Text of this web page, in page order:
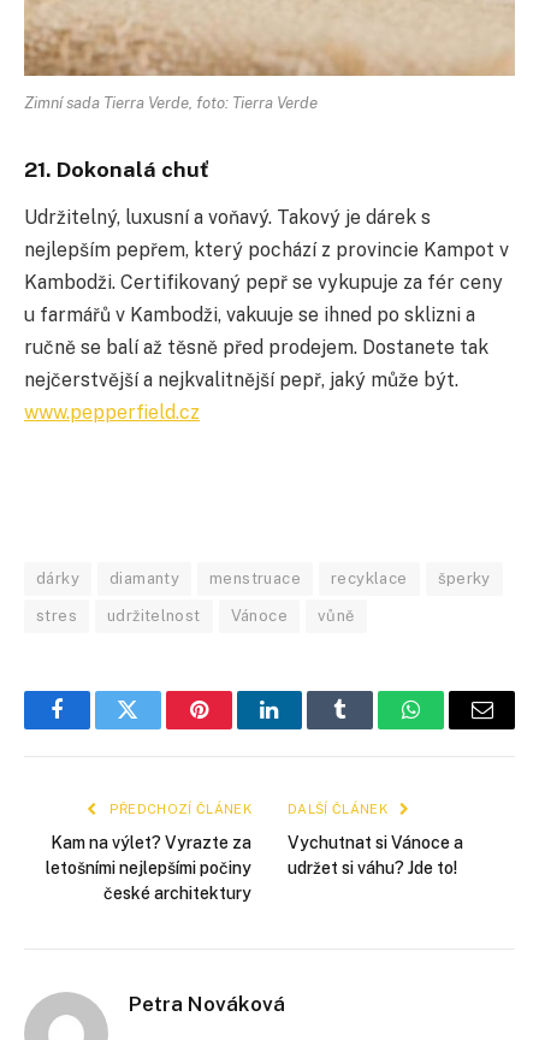
Zimní sada Tierra Verde, foto: Tierra Verde
21. Dokonalá chuť
Udržitelný, luxusní a voňavý. Takový je dárek s
nejlepším pepřem, který pochází z provincie Kampot v
Kambodži. Certifikovaný pepř se vykupuje za fér ceny
u farmářů v Kambodži, vakuuje se ihned po sklizni a
ručně se balí až těsně před prodejem. Dostanete tak
nejčerstvější a nejkvalitnější pepř, jaký může být.
www.pepperfield.cz
dárky diamanty menstruace recyklace šperky
stres udržitelnost Vánoce vůně
FacebookTwitter PinterestLinkedInTumblr WhatsApp
E-
PŘEDCHOZÍ ČLÁNEK
Kam na výlet? Vyrazte za
letošními nejlepšími počiny
české architektury
DALŠÍ ČLÁNEK
Vychutnat si Vánoce a
udržet si váhu? Jde to!
Petra Nováková